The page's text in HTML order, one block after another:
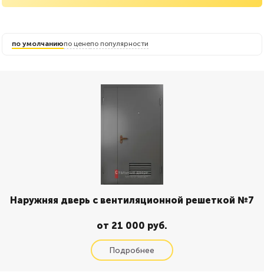
по умолчаниюпо ценепо популярности
Наружняя дверь с вентиляционной решеткой №7
от 21 000 руб.